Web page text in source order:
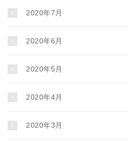
2020年7月
2020年6月
2020年5月
2020年4月
2020年3月